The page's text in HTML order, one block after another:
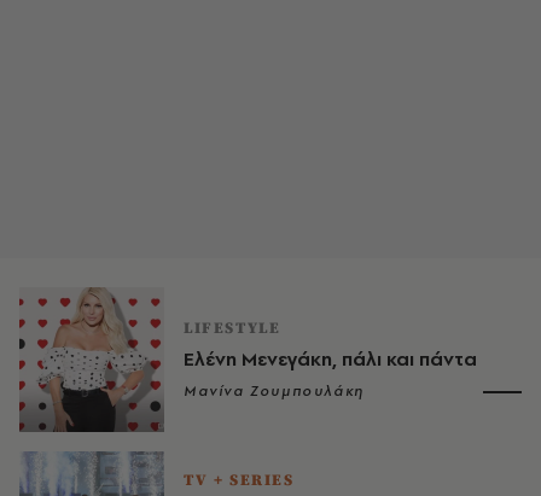
LIFESTYLE
Ελένη Μενεγάκη, πάλι και πάντα
Μανίνα Ζουμπουλάκη
TV + SERIES